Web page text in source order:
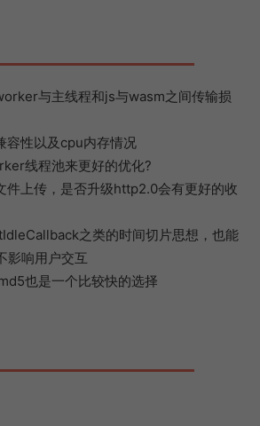
与主线程和js与wasm之间传输损
容性以及cpu内存情况
线程池来更好的优化?
件上传，是否升级http2.0会有更好的收
之类的时间切片思想，也能
影响用户交互
也是一个比较快的选择